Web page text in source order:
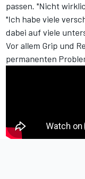
passen. "Nicht
"Ich habe viele
dabei auf viele
Vor allem Grip und
permanenten